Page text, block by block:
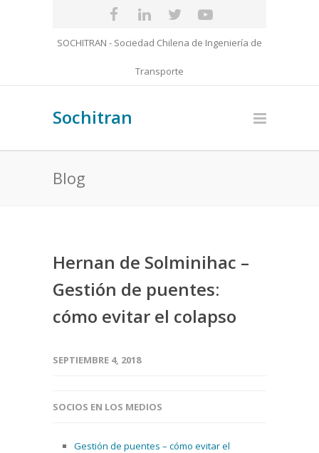
SOCHITRAN - Sociedad Chilena de Ingeniería de
Transporte
Sochitran
Blog
Hernan de Solminihac –
Gestión de puentes:
cómo evitar el colapso
SEPTIEMBRE 4, 2018
SOCIOS EN LOS MEDIOS
Gestión de puentes – cómo evitar el